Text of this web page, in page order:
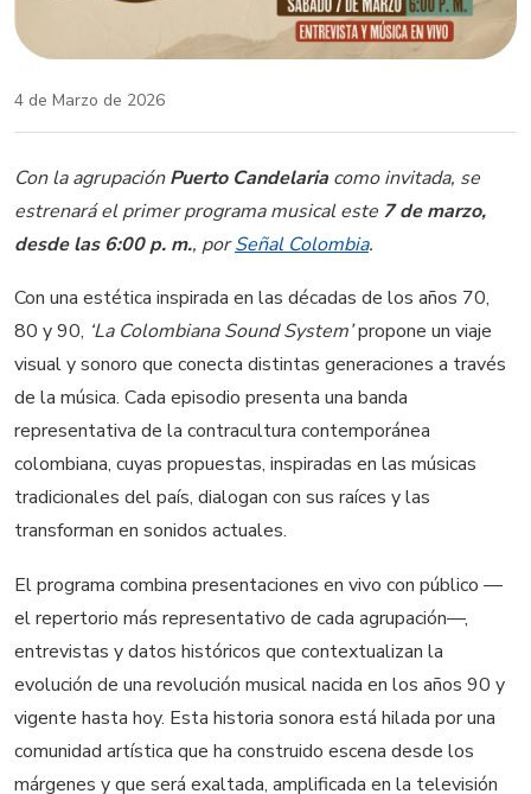
4 de Marzo de 2026
Con la agrupaciónPuerto Candelaria como invitada, se
estrenará el primer programa musical este 7 de marzo,
desde las 6:00 p. m., porSeñal Colombia.
Con una estética inspirada en las décadas de los años 70,
80 y 90, ‘La Colombiana Sound System’propone un viaje
visual y sonoro que conecta distintas generaciones a través
de la música. Cada episodio presenta una banda
representativa de la contracultura contemporánea
colombiana, cuyas propuestas, inspiradas en las músicas
tradicionales del país, dialogan con sus raíces y las
transforman en sonidos actuales.
El programa combina presentaciones en vivo con público —
el repertorio más representativo de cada agrupación—,
entrevistas y datos históricos que contextualizan la
evolución de una revolución musical nacida en los años 90 y
vigente hasta hoy. Esta historia sonora está hilada por una
comunidad artística que ha construido escena desde los
márgenes y que será exaltada, amplificada en la televisión